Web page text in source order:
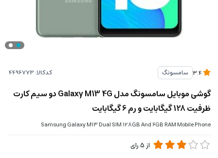
سامسونگ کدکالا:
گوشی موبایل سامسونگ مدل Galaxy M13 4G دو سیم کارت
ظرفیت 128 گیگابایت و رم 6 گیگابایت
Samsung Galaxy M13 Dual SIM 128GB And 6GB RAM Mobile Phone
از 5رای